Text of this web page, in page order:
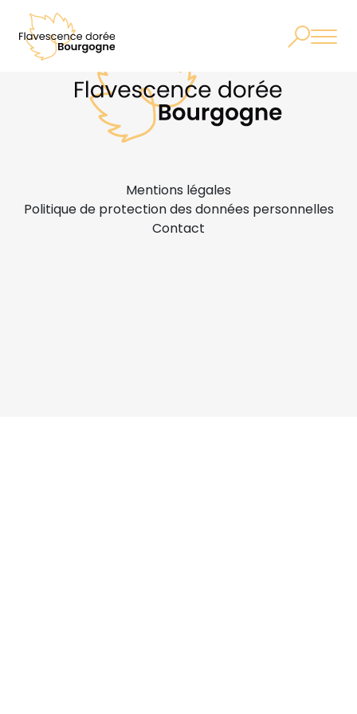
Mentions légales
Politique de protection des données personnelles
Contact